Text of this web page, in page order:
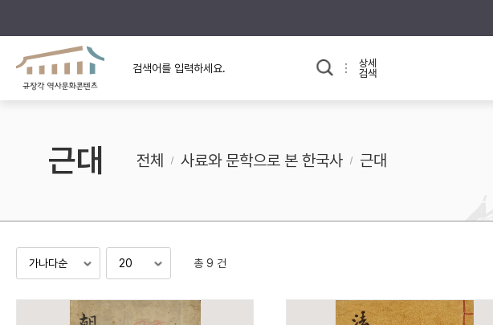
규장각의 어제와 오늘
규장각 소개영상
사료와 문학으로 본
고대
조선 후기
교과 연동 자료
상세
검색
근대 전체 사료와 문학으로 본 한국사 근대
총 9 건